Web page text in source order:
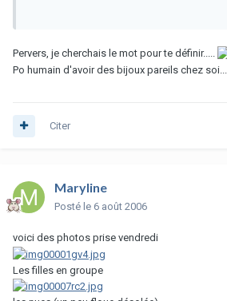
Pervers, je cherchais le mot pour te définir.....
Po humain d'avoir des bijoux pareils chez soi....
Citer
Maryline
Posté le 6 août 2006
voici des photos prise vendredi
Les filles en groupe